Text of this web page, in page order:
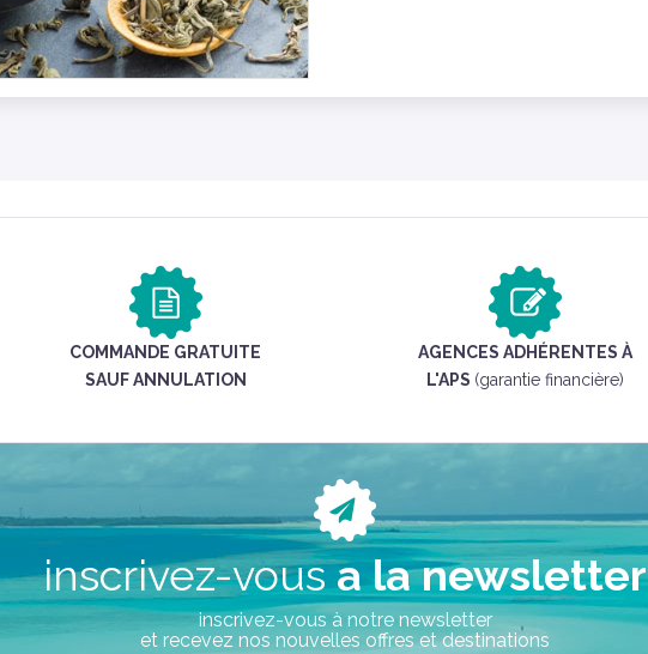
COMMANDE GRATUITE
SAUF ANNULATION
AGENCES ADHÉRENTES À
L'APS (garantie financière)
inscrivez-vousa la newsletter
inscrivez-vous à notre newsletter
et recevez nos nouvelles offres et destinations